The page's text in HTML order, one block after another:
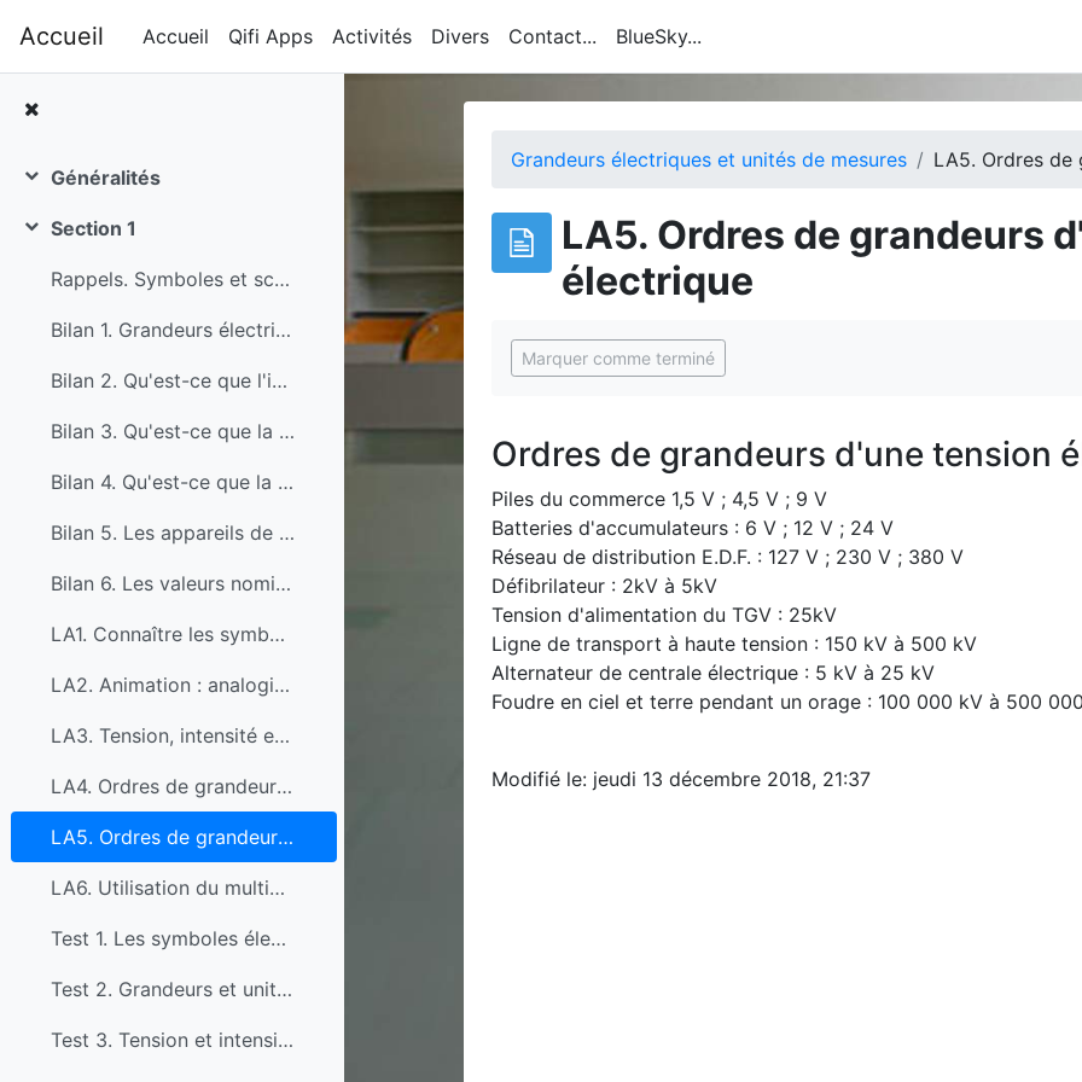
Accueil Accueil Qifi Apps Activités Divers Contact... BlueSky...
Replier
Généralités
Replier
Section 1
Rappels. Symboles et schémas en électricité
Bilan 1. Grandeurs électriques et unités de mesures
Bilan 2. Qu'est-ce que l'intensité ?
Bilan 3. Qu'est-ce que la tension électrique ?
Bilan 4. Qu'est-ce que la résistance électrique ?
Bilan 5. Les appareils de mesures des grandeurs électriques
Bilan 6. Les valeurs nominales
LA1. Connaître les symboles électriques
LA2. Animation : analogie hydraulique
LA3. Tension, intensité et résistance, ne pas confondre.
LA4. Ordres de grandeur de l'intensité du courant électrique.
LA5. Ordres de grandeurs d'une tension électrique
LA6. Utilisation du multimètre
Test 1. Les symboles électriques
Test 2. Grandeurs et unités
Test 3. Tension et intensité électriques
Grandeurs électriques et unités de mesures LA5. Ordres de
LA5. Ordres de grandeurs
électrique
Conditions d'achèvement
Marquer comme terminé
Ordres de grandeurs d'une tension
Piles du commerce 1,5 V ; 4,5 V ; 9 V
Batteries d'accumulateurs : 6 V ; 12 V ; 24 V
Réseau de distribution E.D.F. : 127 V ; 230 V ; 380 V
Défibrilateur : 2kV à 5kV
Tension d'alimentation du TGV : 25kV
Ligne de transport à haute tension : 150 kV à 500 kV
Alternateur de centrale électrique : 5 kV à 25 kV
Foudre en ciel et terre pendant un orage : 100 000 kV à 500
Modifié le: jeudi 13 décembre 2018, 21:37